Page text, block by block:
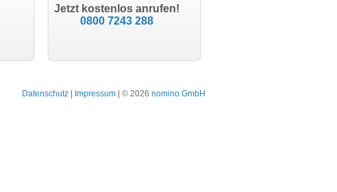
Landau an der Isar
Jetzt kostenlos anrufen!
0800 7243 288
Datenschutz Impressum | © 2026 nomino GmbH